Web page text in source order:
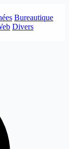
Bureautique
Divers